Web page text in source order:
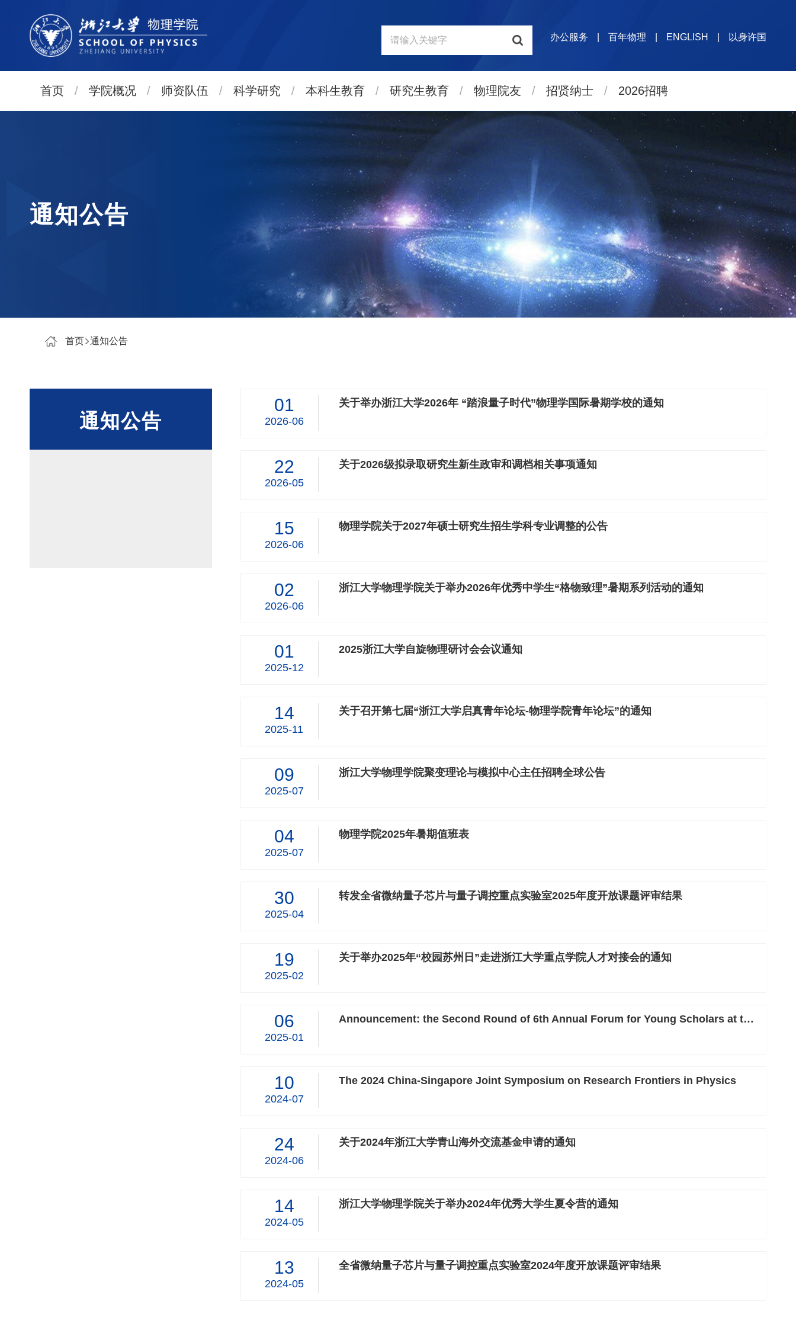
办公服务 百年物理 ENGLISH 以身许国
首页 / 学院概况 / 师资队伍 / 科学研究 / 本科生教育 / 研究生教育 / 物理院友 / 招贤纳士 / 2026招聘
通知公告
首页 通知公告
通知公告
01
2026-06
关于举办浙江大学2026年 “踏浪量子时代”物理学国际暑期学校的通知
22
2026-05
关于2026级拟录取研究生新生政审和调档相关事项通知
15
2026-06
物理学院关于2027年硕士研究生招生学科专业调整的公告
02
2026-06
浙江大学物理学院关于举办2026年优秀中学生“格物致理”暑期系列活动的通知
01
2025-12
2025浙江大学自旋物理研讨会会议通知
14
2025-11
关于召开第七届“浙江大学启真青年论坛-物理学院青年论坛”的通知
09
2025-07
浙江大学物理学院聚变理论与模拟中心主任招聘全球公告
04
2025-07
物理学院2025年暑期值班表
30
2025-04
转发全省微纳量子芯片与量子调控重点实验室2025年度开放课题评审结果
19
2025-02
关于举办2025年“校园苏州日”走进浙江大学重点学院人才对接会的通知
06
2025-01
Announcement: the Second Round of 6th Annual Forum for Young Scholars at the Frontiers of Physics
10
2024-07
The 2024 China-Singapore Joint Symposium on Research Frontiers in Physics
24
2024-06
关于2024年浙江大学青山海外交流基金申请的通知
14
2024-05
浙江大学物理学院关于举办2024年优秀大学生夏令营的通知
13
2024-05
全省微纳量子芯片与量子调控重点实验室2024年度开放课题评审结果